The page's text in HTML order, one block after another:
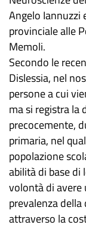
Angelo Iannuzzi
provinciale alle
Memoli.
Secondo le
Dislessia, nel
persone a cui
ma si registra la
precocemente,
primaria, nel
popolazione
abilità di base
volontà di avere
prevalenza
attraverso la